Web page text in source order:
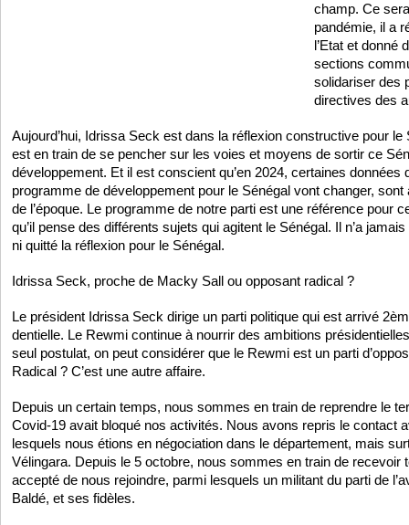
champ. Ce
pandémie, il a
l’Etat et donné
sections
solidariser des
directives des
Aujourd’hui, Idrissa Seck est dans la réflexion constructive pour le
est en train de se pencher sur les voies et moyens de sortir ce
développement. Et il est conscient qu’en 2024, certaines données
programme de développement pour le Sénégal vont changer,
de l’époque. Le programme de notre parti est une référence pour
qu’il pense des différents sujets qui agitent le Sénégal. Il n’a
ni quitté la réflexion pour le Sénégal.
Idrissa Seck, proche de Macky Sall ou opposant radical ?
Le président Idrissa Seck dirige un parti politique qui est arrivé
dentielle. Le Rewmi continue à nourrir des ambitions
seul postulat, on peut considérer que le Rewmi est un parti
Radical ? C’est une autre affaire.
Depuis un certain temps, nous sommes en train de reprendre le
Covid-19 avait bloqué nos activités. Nous avons repris le contact
lesquels nous étions en négociation dans le département, mais
Vélingara. Depuis le 5 octobre, nous sommes en train de recevoir
accepté de nous rejoindre, parmi lesquels un militant du parti de
Baldé, et ses fidèles.